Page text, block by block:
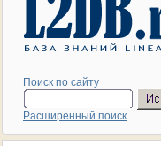
Поиск по сайту
Расширенный поиск